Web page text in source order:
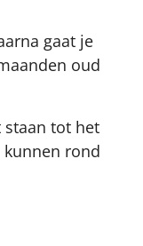
gaat je
oud
staan tot het
rond